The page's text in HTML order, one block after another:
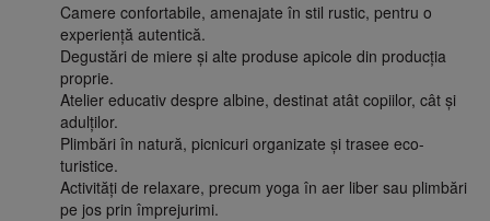
Camere confortabile, amenajate în stil rustic, pentru o
experiență autentică.
Degustări de miere și alte produse apicole din producția
proprie.
Atelier educativ despre albine, destinat atât copiilor, cât și
adulților.
Plimbări în natură, picnicuri organizate și trasee eco-
turistice.
Activități de relaxare, precum yoga în aer liber sau plimbări
pe jos prin împrejurimi.